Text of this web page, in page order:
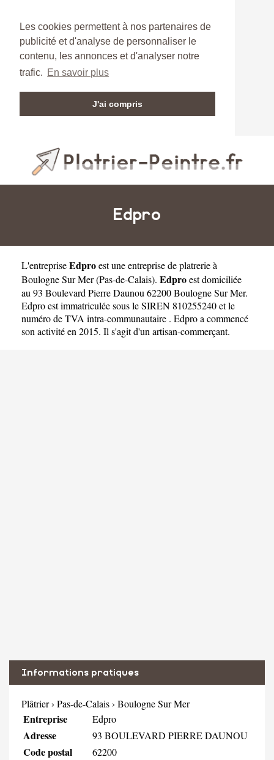
Les cookies permettent à nos partenaires de
publicité et d'analyse de personnaliser le
contenu, les annonces et d'analyser notre
trafic. En savoir plus
J'ai compris
Edpro
L'entrepriseEdproest uneentreprise de platrerie à
Boulogne Sur Mer(Pas-de-Calais). Edproest domiciliée
au 93 Boulevard Pierre Daunou 62200 Boulogne Sur Mer.
Edpro est immatriculée sous le SIREN 810255240 et le
numéro de TVA intra-communautaire . Edpro a commencé
son activité en 2015. Il s'agit d'un artisan-commerçant.
Informations pratiques
Plâtrier› Pas-de-Calais› Boulogne Sur Mer
Entreprise Edpro
Adresse 93 BOULEVARD PIERRE DAUNOU
Code postal 62200